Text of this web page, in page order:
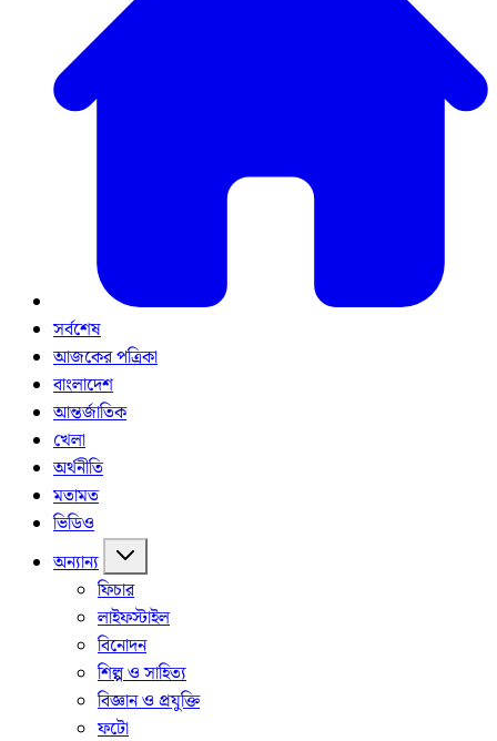
সর্বশেষ
আজকের পত্রিকা
বাংলাদেশ
আন্তর্জাতিক
খেলা
অর্থনীতি
মতামত
ভিডিও
অন্যান্য
ফিচার
লাইফস্টাইল
বিনোদন
শিল্প ও সাহিত্য
বিজ্ঞান ও প্রযুক্তি
ফটো